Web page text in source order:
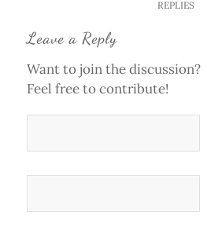
REPLIES
Leave a Reply
Want to join the discussion?
Feel free to contribute!